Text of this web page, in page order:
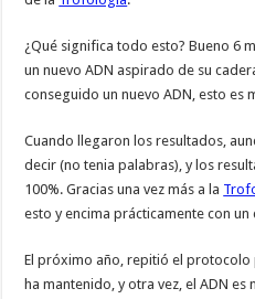
¿Qué significa todo esto? Bueno 6
un nuevo ADN aspirado de su
conseguido un nuevo ADN, esto es
Cuando llegaron los resultados,
decir (no tenia palabras), y los
100%. Gracias una vez más a la
esto y encima prácticamente con un
El próximo año, repitió el protocolo
ha mantenido, y otra vez, el ADN